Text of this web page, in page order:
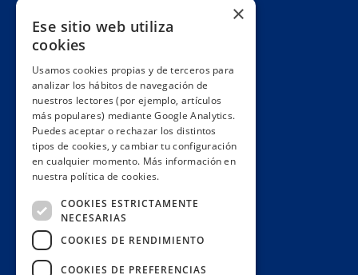
Alianzas y redes
Impacto
Premios
Formación
Código ético
Re-publica
Muro de donantes
×
Ese sitio web utiliza
cookies
Usamos cookies propias y de terceros para
analizar los hábitos de navegación de
nuestros lectores (por ejemplo, artículos
más populares) mediante Google Analytics.
Puedes aceptar o rechazar los distintos
tipos de cookies, y cambiar tu configuración
en cualquier momento. Más información en
nuestra política de cookies.
COOKIES ESTRICTAMENTE
NECESARIAS
COOKIES DE RENDIMIENTO
COOKIES DE PREFERENCIAS